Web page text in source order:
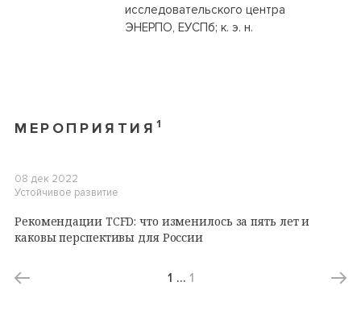
исследовательского центра
ЭНЕРПО, ЕУСПб; к. э. н.
МЕРОПРИЯТИЯ 1
08 дек 2022
Устойчивое развитие
Рекомендации TCFD: что изменилось за пять лет и
каковы перспективы для России
1 … 1